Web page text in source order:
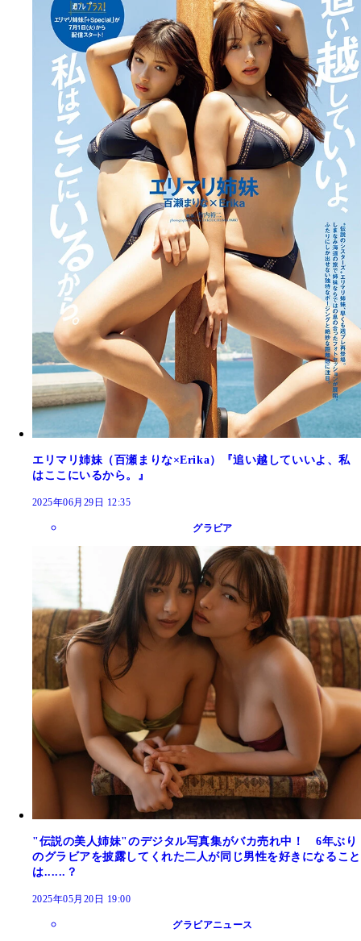
エリマリ姉妹（百瀬まりな×Erika）『追い越していいよ、私
はここにいるから。』
2025年06月29日 12:35
グラビア
"伝説の美人姉妹"のデジタル写真集がバカ売れ中！ 6年ぶり
のグラビアを披露してくれた二人が同じ男性を好きになること
は......？
2025年05月20日 19:00
グラビアニュース